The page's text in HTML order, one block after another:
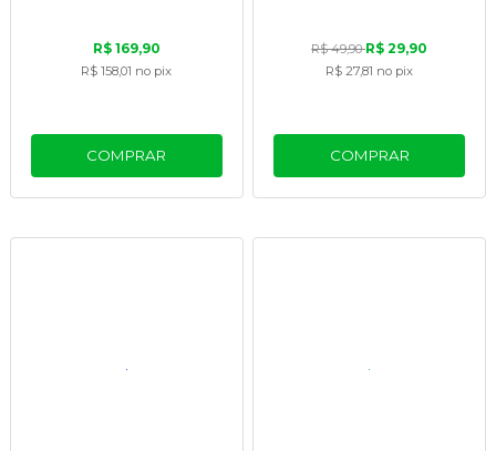
R$ 169,90
R$ 158,01 no pix
COMPRAR
R$ 49,90R$ 29,90
R$ 27,81 no pix
COMPRAR